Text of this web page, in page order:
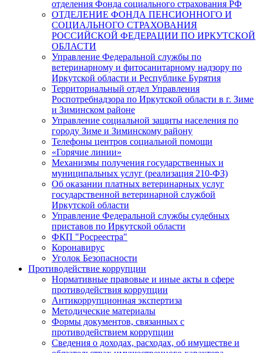
отделения Фонда социального страхования РФ
ОТДЕЛЕНИЕ ФОНДА ПЕНСИОННОГО И
СОЦИАЛЬНОГО СТРАХОВАНИЯ
РОССИЙСКОЙ ФЕДЕРАЦИИ ПО ИРКУТСКОЙ
ОБЛАСТИ
Управление Федеральной службы по
ветеринарному и фитосанитарному надзору по
Иркутской области и Республике Бурятия
Территориальный отдел Управления
Роспотребнадзора по Иркутской области в г. Зиме
и Зиминском районе
Управление социальной защиты населения по
городу Зиме и Зиминскому району
Телефоны центров социальной помощи
«Горячие линии»
Механизмы получения государственных и
муниципальных услуг (реализация 210-ФЗ)
Об оказании платных ветеринарных услуг
государственной ветеринарной службой
Иркутской области
Управление Федеральной службы судебных
приставов по Иркутской области
ФКП "Росреестра"
Коронавирус
Уголок Безопасности
Противодействие коррупции
Нормативные правовые и иные акты в сфере
противодействия коррупции
Антикоррупционная экспертиза
Методические материалы
Формы документов, связанных с
противодействием коррупции
Сведения о доходах, расходах, об имуществе и